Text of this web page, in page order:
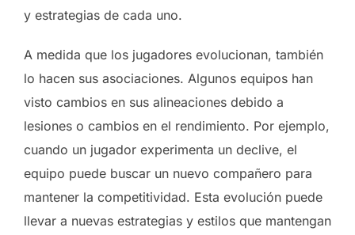
y estrategias de cada uno.
A medida que los jugadores evolucionan, también
lo hacen sus asociaciones. Algunos equipos han
visto cambios en sus alineaciones debido a
lesiones o cambios en el rendimiento. Por ejemplo,
cuando un jugador experimenta un declive, el
equipo puede buscar un nuevo compañero para
mantener la competitividad. Esta evolución puede
llevar a nuevas estrategias y estilos que mantengan